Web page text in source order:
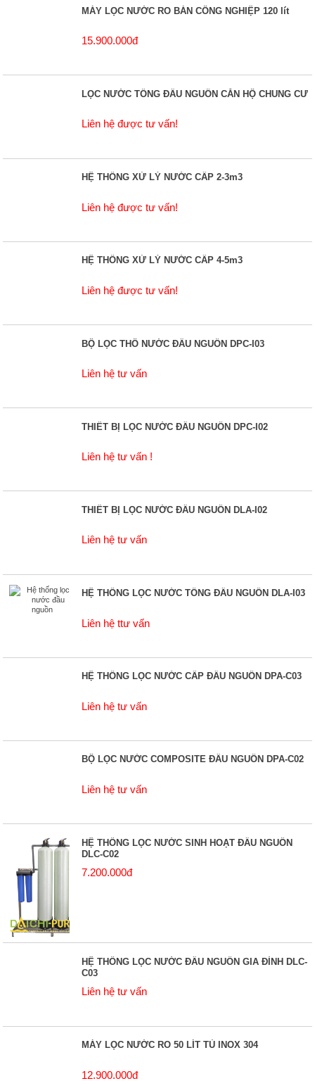
MÁY LỌC NƯỚC RO BÁN CÔNG NGHIỆP 120 lít
15.900.000đ
LỌC NƯỚC TỔNG ĐẦU NGUỒN CĂN HỘ CHUNG CƯ
Liên hệ được tư vấn!
HỆ THỐNG XỬ LÝ NƯỚC CẤP 2-3m3
Liên hệ được tư vấn!
HỆ THỐNG XỬ LÝ NƯỚC CẤP 4-5m3
Liên hệ được tư vấn!
BỘ LỌC THÔ NƯỚC ĐẦU NGUỒN DPC-I03
Liên hệ tư vấn
THIẾT BỊ LỌC NƯỚC ĐẦU NGUỒN DPC-I02
Liên hệ tư vấn !
THIẾT BỊ LỌC NƯỚC ĐẦU NGUỒN DLA-I02
Liên hệ tư vấn
HỆ THỐNG LỌC NƯỚC TỔNG ĐẦU NGUỒN DLA-I03
Liên hệ ttư vấn
HỆ THỐNG LỌC NƯỚC CẤP ĐẦU NGUỒN DPA-C03
Liên hệ tư vấn
BỘ LỌC NƯỚC COMPOSITE ĐẦU NGUỒN DPA-C02
Liên hệ tư vấn
HỆ THỐNG LỌC NƯỚC SINH HOẠT ĐẦU NGUỒN
DLC-C02
7.200.000đ
HỆ THỐNG LỌC NƯỚC ĐẦU NGUỒN GIA ĐÌNH DLC-
C03
Liên hệ tư vấn
MÁY LỌC NƯỚC RO 50 LÍT TỦ INOX 304
12.900.000đ